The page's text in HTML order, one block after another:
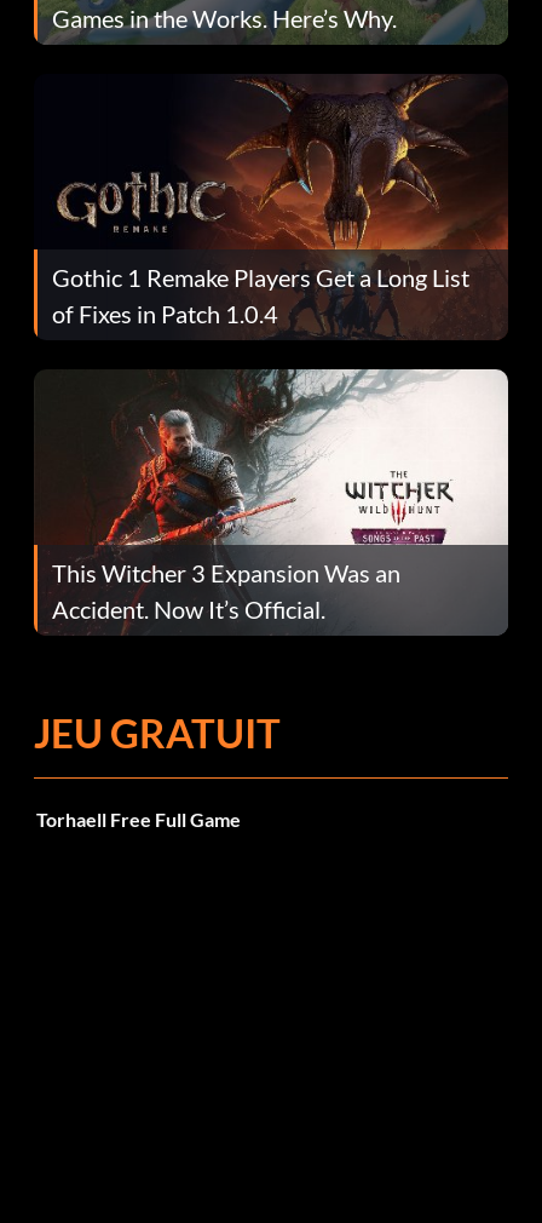
Games in the Works. Here’s Why.
Gothic 1 Remake Players Get a Long List
of Fixes in Patch 1.0.4
This Witcher 3 Expansion Was an
Accident. Now It’s Official.
JEU GRATUIT
Torhaell Free Full Game